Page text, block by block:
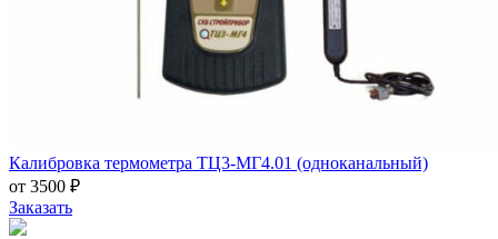
Калибровка термометра ТЦ3-МГ4.01 (одноканальный)
от 3500 ₽
Заказать